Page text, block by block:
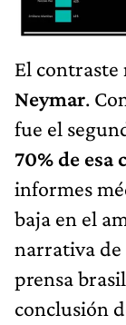
El contraste
Neymar.
fue el
70% de esa
informes
baja en el
narrativa de
prensa
conclusión